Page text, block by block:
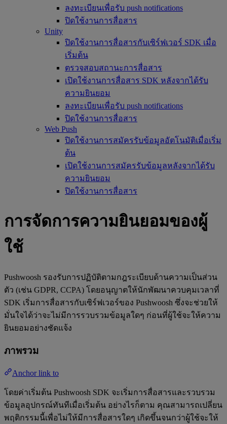
ลงทะเบียนเพื่อรับ push notifications
ปิดใช้งานการสื่อสาร
Unity
ปิดใช้งานการสื่อสารกับเซิร์ฟเวอร์ SDK เมื่อ
เริ่มต้น
ตรวจสอบสถานะการสื่อสาร
เปิดใช้งานการสื่อสาร SDK หลังจากได้รับ
ความยินยอม
ลงทะเบียนเพื่อรับ push notifications
ปิดใช้งานการสื่อสาร
Web Push
ปิดใช้งานการสมัครรับข้อมูลอัตโนมัติเมื่อเริ่ม
ต้น
เปิดใช้งานการสมัครรับข้อมูลหลังจากได้รับ
ความยินยอม
ปิดใช้งานการสื่อสาร
การจัดการความยินยอมของผู้
ใช้
Pushwoosh รองรับการปฏิบัติตามกฎระเบียบด้านความเป็นส่วน
ตัว (เช่น GDPR, CCPA) โดยอนุญาตให้นักพัฒนาควบคุมเวลาที่
SDK เริ่มการสื่อสารกับเซิร์ฟเวอร์ของ Pushwoosh ซึ่งจะช่วยให้
มั่นใจได้ว่าจะไม่มีการรวบรวมข้อมูลใดๆ ก่อนที่ผู้ใช้จะให้ความ
ยินยอมอย่างชัดแจ้ง
ภาพรวม
Anchor link to
โดยค่าเริ่มต้น Pushwoosh SDK จะเริ่มการสื่อสารและรวบรวม
ข้อมูลอุปกรณ์ทันทีเมื่อเริ่มต้น อย่างไรก็ตาม คุณสามารถเปลี่ยน
พฤติกรรมนี้เพื่อไม่ให้มีการสื่อสารใดๆ เกิดขึ้นจนกว่าผู้ใช้จะให้